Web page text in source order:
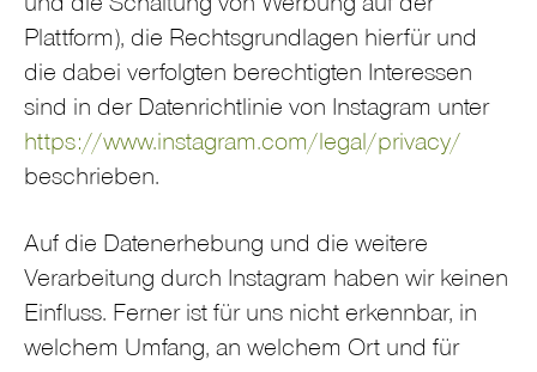
und die Schaltung von Werbung auf der
Plattform), die Rechtsgrundlagen hierfür und
die dabei verfolgten berechtigten Interessen
sind in der Datenrichtlinie von Instagram unter
https://www.instagram.com/legal/privacy/
beschrieben.
Auf die Datenerhebung und die weitere
Verarbeitung durch Instagram haben wir keinen
Einfluss. Ferner ist für uns nicht erkennbar, in
welchem Umfang, an welchem Ort und für